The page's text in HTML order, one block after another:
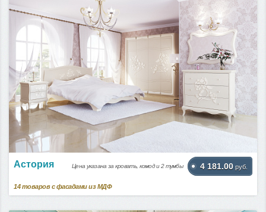
Астория Цена указана за кровать, комод и 2 тумбы 4 181.00 руб.
14 товаров с фасадами из МДФ